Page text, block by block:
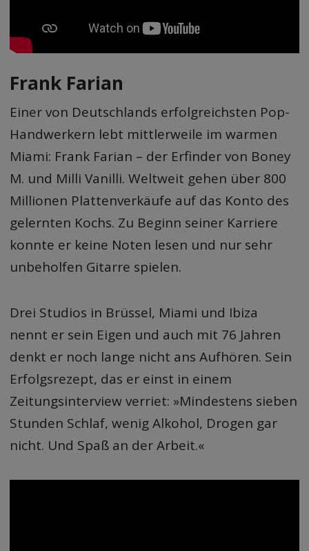
Frank Farian
Einer von Deutschlands erfolgreichsten Pop-
Handwerkern lebt mittlerweile im warmen
Miami: Frank Farian – der Erfinder von Boney
M. und Milli Vanilli. Weltweit gehen über 800
Millionen Plattenverkäufe auf das Konto des
gelernten Kochs. Zu Beginn seiner Karriere
konnte er keine Noten lesen und nur sehr
unbeholfen Gitarre spielen.
Drei Studios in Brüssel, Miami und Ibiza
nennt er sein Eigen und auch mit 76 Jahren
denkt er noch lange nicht ans Aufhören. Sein
Erfolgsrezept, das er einst in einem
Zeitungsinterview verriet: »Mindestens sieben
Stunden Schlaf, wenig Alkohol, Drogen gar
nicht. Und Spaß an der Arbeit.«